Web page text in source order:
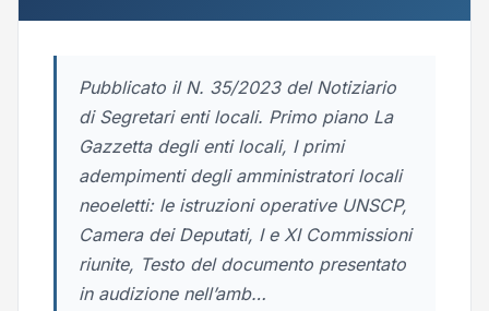
Pubblicato il N. 35/2023 del Notiziario
di Segretari enti locali. Primo piano La
Gazzetta degli enti locali, I primi
adempimenti degli amministratori locali
neoeletti: le istruzioni operative UNSCP,
Camera dei Deputati, I e XI Commissioni
riunite, Testo del documento presentato
in audizione nell’amb…